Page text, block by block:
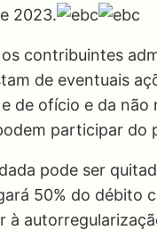
2023.
contribuintes
de eventuais
de ofício e da
participar do
pode ser
50% do débito
à